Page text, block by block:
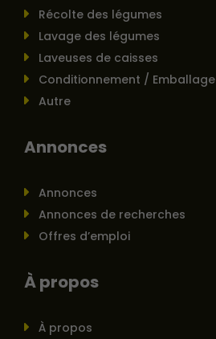
Récolte des légumes
Lavage des légumes
Laveuses de caisses
Conditionnement / Emballage
Autre
Annonces
Annonces
Annonces de recherches
Offres d’emploi
À propos
À propos